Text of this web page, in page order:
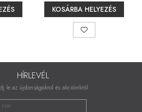
KOSÁRBA HELYEZÉS
HÍRLEVÉL
le az újdonságokrol és akcióinkról